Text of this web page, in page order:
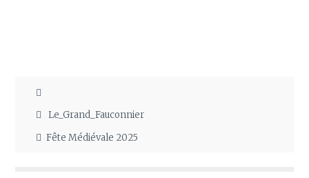
Le_Grand_Fauconnier
Fête Médiévale 2025